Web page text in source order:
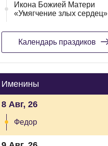
Икона Божией Матери
«Умягчение злых сердец»
Календарь праздиков
Именины
8 Авг, 26
Федор